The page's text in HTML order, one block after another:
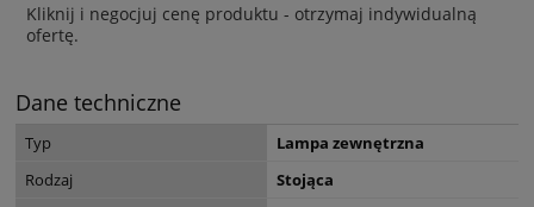
Kliknij i negocjuj cenę produktu - otrzymaj indywidualną
ofertę.
Dane techniczne
Typ
Lampa zewnętrzna
Rodzaj
Stojąca